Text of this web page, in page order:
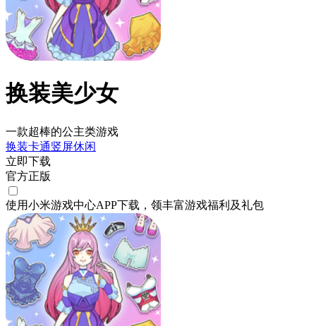
换装美少女
一款超棒的公主类游戏
换装卡通竖屏休闲
立即下载
官方正版
使用小米游戏中心APP下载 ，领丰富游戏福利 及礼包